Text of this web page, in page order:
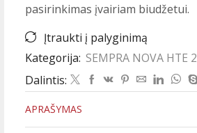
pasirinkimas įvairiam biudžetui.
Įtraukti į palyginimą
Kategorija: SEMPRA NOVA HTE 2
Dalintis:
APRAŠYMAS